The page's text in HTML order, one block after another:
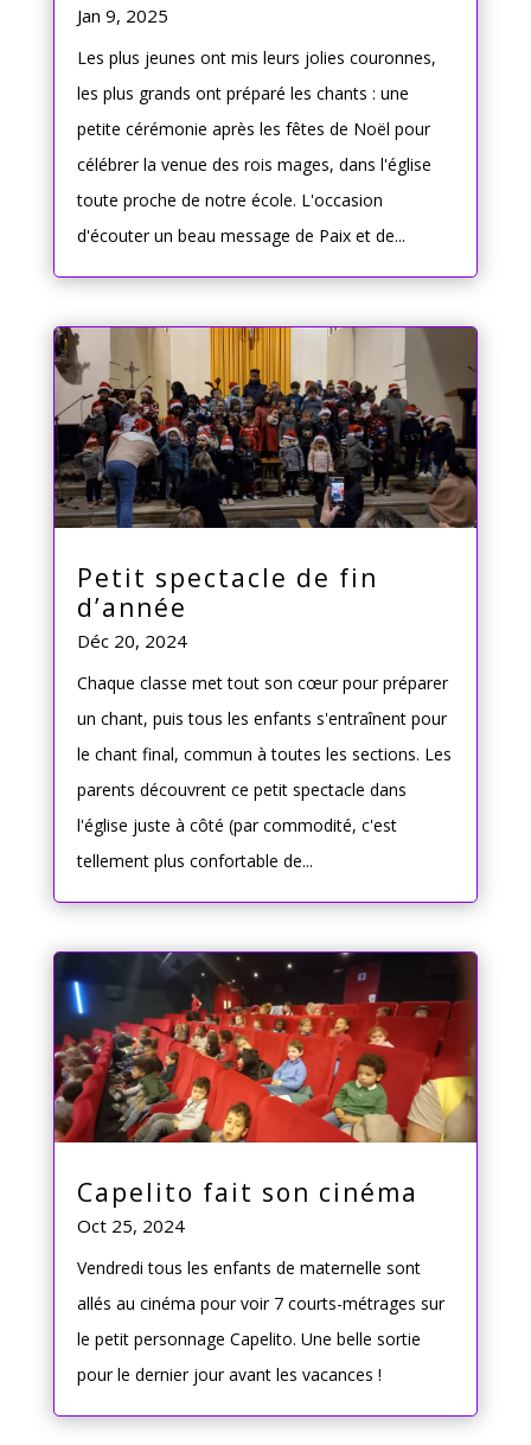
Jan 9, 2025
Les plus jeunes ont mis leurs jolies couronnes,
les plus grands ont préparé les chants : une
petite cérémonie après les fêtes de Noël pour
célébrer la venue des rois mages, dans l'église
toute proche de notre école. L'occasion
d'écouter un beau message de Paix et de...
Petit spectacle de fin
d’année
Déc 20, 2024
Chaque classe met tout son cœur pour préparer
un chant, puis tous les enfants s'entraînent pour
le chant final, commun à toutes les sections. Les
parents découvrent ce petit spectacle dans
l'église juste à côté (par commodité, c'est
tellement plus confortable de...
Capelito fait son cinéma
Oct 25, 2024
Vendredi tous les enfants de maternelle sont
allés au cinéma pour voir 7 courts-métrages sur
le petit personnage Capelito. Une belle sortie
pour le dernier jour avant les vacances !